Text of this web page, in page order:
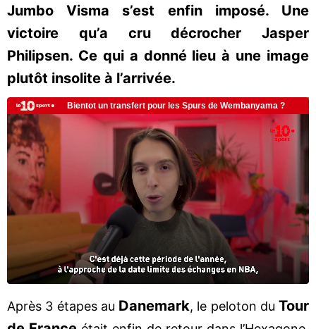
Jumbo Visma s’est enfin imposé. Une
victoire qu’a cru décrocher Jasper
Philipsen. Ce qui a donné lieu à une image
plutôt insolite à l’arrivée.
Après 3 étapes au Danemark, le peloton du Tour